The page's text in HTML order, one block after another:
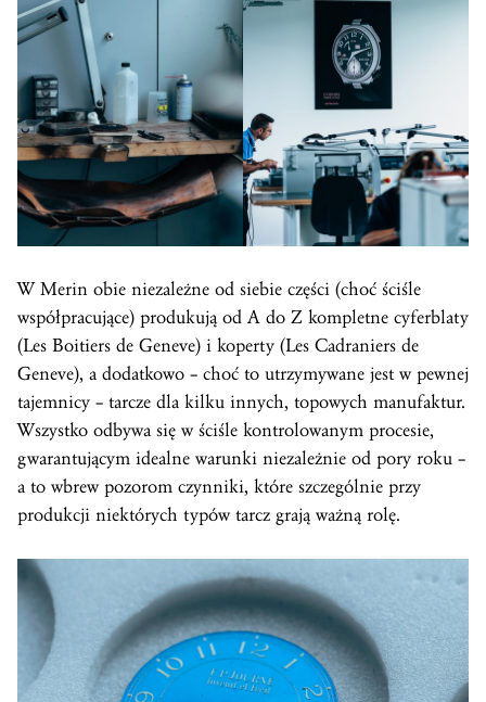
W Merin obie niezależne od siebie części (choć ściśle
współpracujące) produkują od A do Z kompletne cyferblaty
(Les Boitiers de Geneve) i koperty (Les Cadraniers de
Geneve), a dodatkowo – choć to utrzymywane jest w pewnej
tajemnicy – tarcze dla kilku innych, topowych manufaktur.
Wszystko odbywa się w ściśle kontrolowanym procesie,
gwarantującym idealne warunki niezależnie od pory roku –
a to wbrew pozorom czynniki, które szczególnie przy
produkcji niektórych typów tarcz grają ważną rolę.